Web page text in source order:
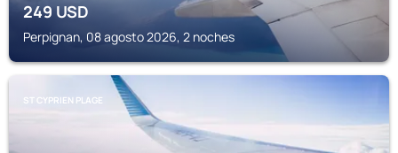
249USD
Perpignan, 08 agosto 2026, 2 noches
ST CYPRIEN PLAGE